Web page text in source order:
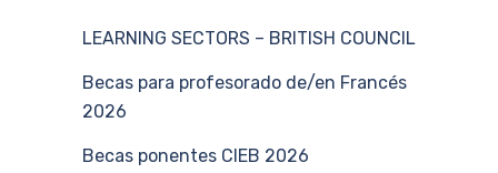
LEARNING SECTORS – BRITISH COUNCIL
Becas para profesorado de/en Francés
2026
Becas ponentes CIEB 2026